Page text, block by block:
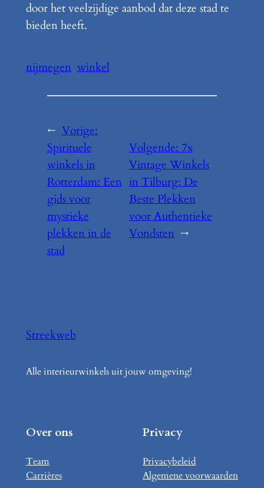
door het veelzijdige aanbod dat deze stad te
bieden heeft.
nijmegen winkel
← Vorige:
Spirituele
winkels in
Rotterdam: Een
gids voor
mystieke
plekken in de
stad
Volgende:7x
Vintage Winkels
in Tilburg: De
Beste Plekken
voor Authentieke
Vondsten →
Streekweb
Alle interieurwinkels uit jouw omgeving!
Over ons
Team
Carrières
Privacy
Privacybeleid
Algemene voorwaarden